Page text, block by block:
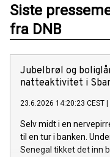
Siste
fra DNB
Jubelbrøl og
natteaktivitet i
23.6.2026 14:20:23 CEST
Selv midt i en
til en tur i banken.
Senegal tikket det inn